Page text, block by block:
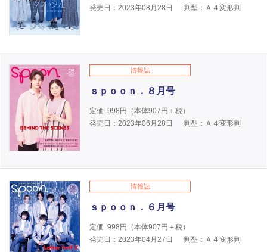
発売日：2023年08月28日
判型：Ａ４変形判
情報誌
ｓｐｏｏｎ．８月号
定価 998円（本体907円＋税）
発売日：2023年06月28日
判型：Ａ４変形判
情報誌
ｓｐｏｏｎ．６月号
定価 998円（本体907円＋税）
発売日：2023年04月27日
判型：Ａ４変形判